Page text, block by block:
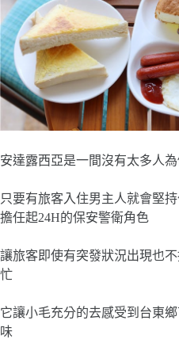
安達露西亞是一間沒有太多人
只要有旅客入住男主人就會堅
擔任起24H的保安警衛角色
讓旅客即使有突發狀況出現也
忙
它讓小毛充分的去感受到台東
味